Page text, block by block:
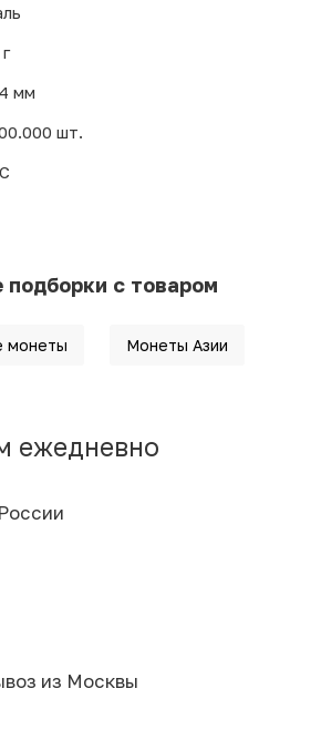
мм
шт.
подборки с товаром
монеты Монеты Азии
ежедневно
из Москвы